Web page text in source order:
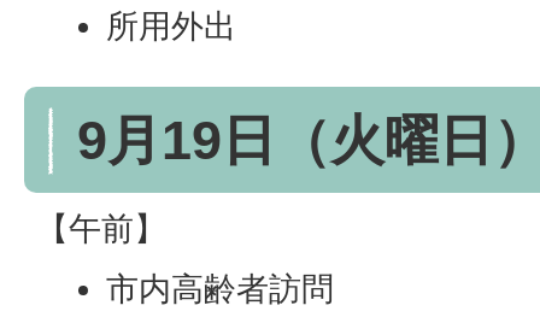
所用外出
9月19日（火曜日
【午前】
市内高齢者訪問